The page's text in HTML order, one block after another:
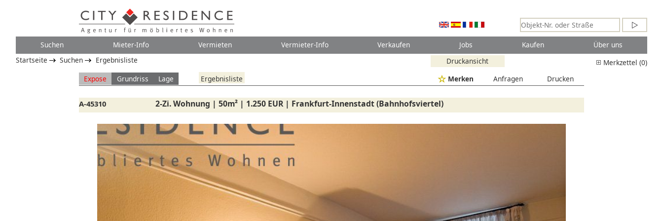
Suchen Mieter-Info Vermieten Vermieter-Info Verkaufen Jobs Kaufen
Über uns
Merkzettel (0)
Druckansicht
Startseite Suchen
Ergebnisliste
Expose
Grundriss Lage Ergebnisliste Drucken
Anfragen
Merken
A-45310 2-Zi. Wohnung | 50m² | 1.250 EUR | Frankfurt-Innenstadt (Bahnhofsviertel)